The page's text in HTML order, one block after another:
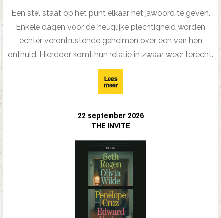
Een stel staat op het punt elkaar het jawoord te geven.
Enkele dagen voor de heuglijke plechtigheid worden
echter verontrustende geheimen over een van hen
onthuld. Hierdoor komt hun relatie in zwaar weer terecht.
22 september 2026
THE INVITE